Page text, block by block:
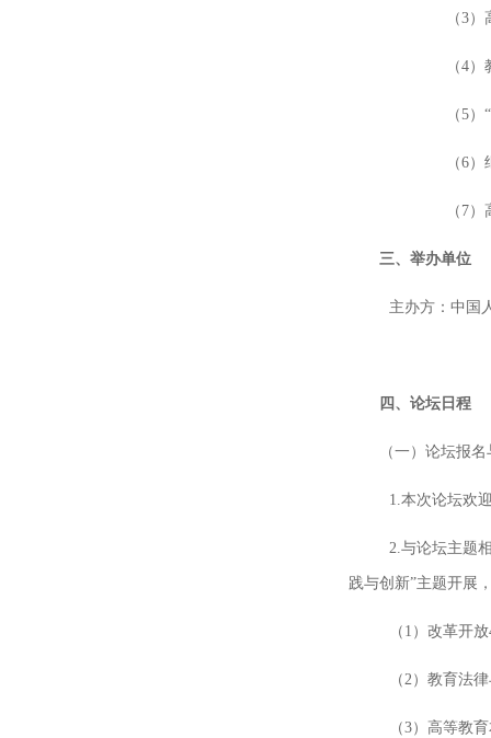
（3）
（4）
（5）
（6）
（ 7）
三、举办单位
主办方：中国
四、论坛日程
（一）论坛报
1.本次论坛欢
2.与论坛主题
践与创新”主题开展
（ 1 ）改革开放
（2）教育法
（3）高等教